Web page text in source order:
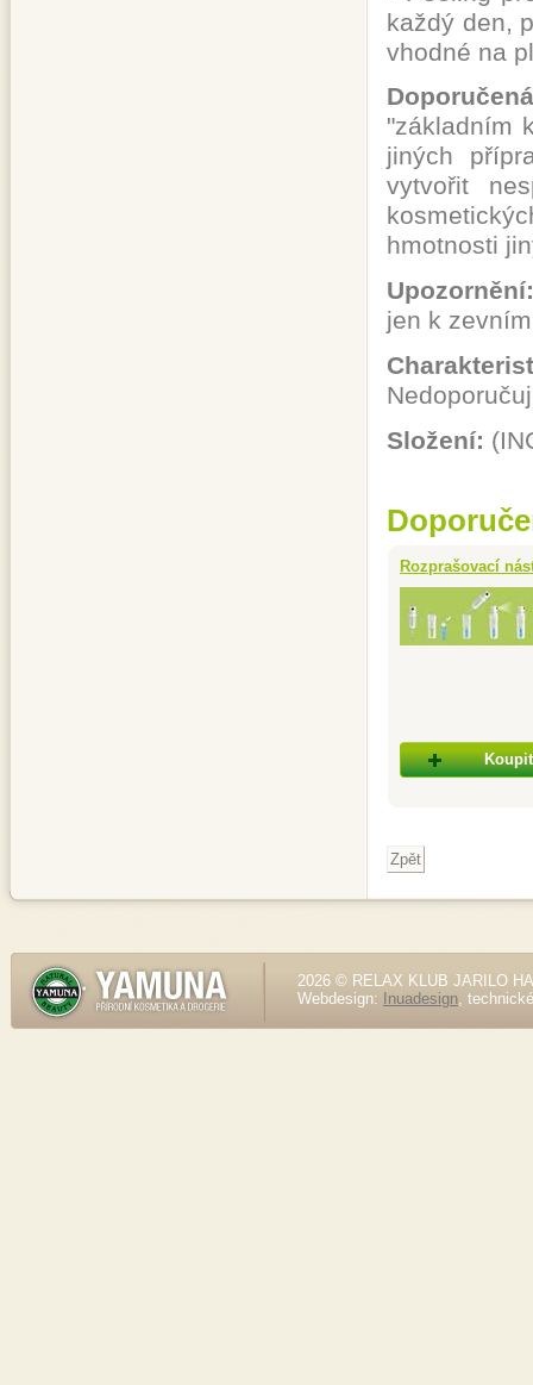
každý den,
vhodné na
"základním
jiných
vytvořit
hmotnosti
Upozornění:
jen k
Složení:
Rozprašovací
Koupit
2026 © RELAX KLUB JARILO
Webdesign:
Inuadesign ,